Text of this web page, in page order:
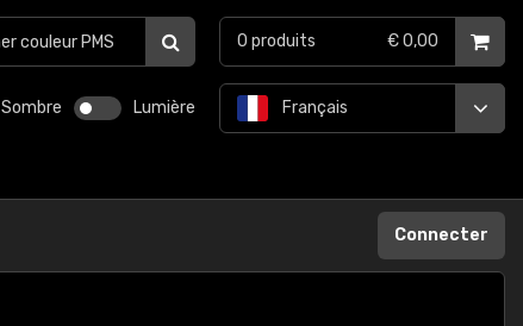
Sombre Lumière Français
0 produits € 0,00
Connecter